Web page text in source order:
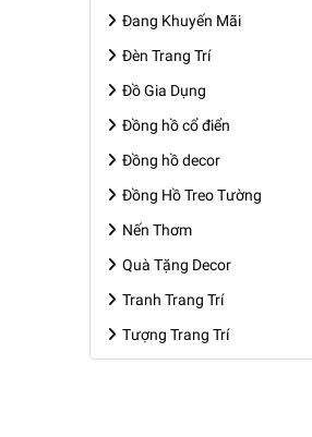
Đang Khuyến Mãi
Đèn Trang Trí
Đồ Gia Dụng
Đồng hồ cổ điển
Đồng hồ decor
Đồng Hồ Treo Tường
Nến Thơm
Quà Tặng Decor
Tranh Trang Trí
Tượng Trang Trí